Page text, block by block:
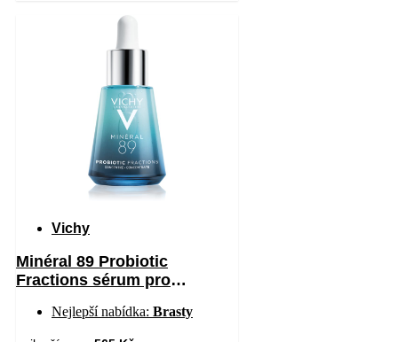
Vichy
Minéral 89 Probiotic
Fractions sérum pro
Nejlepší nabídka: Brasty